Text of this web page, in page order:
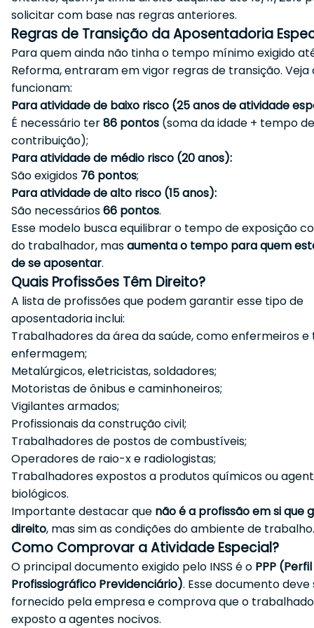
solicitar com base nas regras anteriores.
Regras de Transição da Aposentadoria
Para quem ainda não tinha o tempo mínimo exigido
Reforma, entraram em vigor regras de transição. Veja
funcionam:
Para atividade de baixo risco (25 anos de atividade
É necessário ter86 pontos (soma da idade + tempo de
contribuição);
Para atividade de médio risco (20 anos):
São exigidos 76 pontos;
Para atividade de alto risco (15 anos):
São necessários66 pontos.
Esse modelo busca equilibrar o tempo de exposição
do trabalhador, masaumenta o tempo para quem
de se aposentar.
Quais Profissões Têm Direito?
A lista de profissões que podem garantir esse tipo de
aposentadoria inclui:
Trabalhadores da área da saúde, como enfermeiros
enfermagem;
Metalúrgicos, eletricistas, soldadores;
Motoristas de ônibus e caminhoneiros;
Vigilantes armados;
Profissionais da construção civil;
Trabalhadores de postos de combustíveis;
Operadores de raio-x e radiologistas;
Trabalhadores expostos a produtos químicos ou
biológicos.
Importante destacar que não é a profissão em si que
direito, mas sim as condições do ambiente de trabalho.
Como Comprovar a Atividade Especial?
O principal documento exigido pelo INSS é o PPP (Perfil
Profissiográfico Previdenciário). Esse documento deve
fornecido pela empresa e comprova que o
exposto a agentes nocivos.